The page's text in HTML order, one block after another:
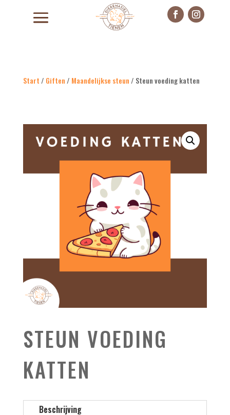
Start / Giften / Maandelijkse steun / Steun voeding katten
STEUN VOEDING
KATTEN
Beschrijving